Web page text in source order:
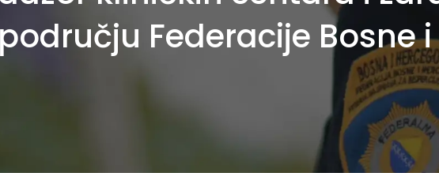
Federacije Bosne